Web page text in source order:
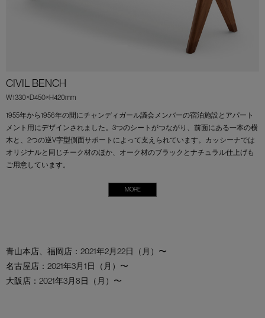
CIVIL BENCH
W1330×D450×H420mm
1955年から1956年の間にチャンディガール議会メンバーの宿泊施設とアパート
メント用にデザインされました。3つのシートがつながり、前面にある一本の横
木と、2つの逆V字型側面サポートによって支えられています。カッシーナでは
オリジナルと同じチーク材のほか、オーク材のブラックとナチュラル仕上げも
ご用意しています。
MORE
青山本店、 福岡店 ：2021年2月22日（月）〜
名古屋店 ：2021年3月1日（月）〜
大阪店 ：2021年3月8日（月）〜